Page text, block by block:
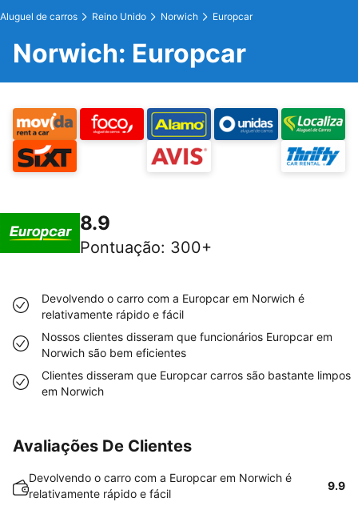
Aluguel de carros Reino Unido Norwich Europcar
Norwich: Europcar
8.9
Pontuação: 300+
Devolvendo o carro com a Europcar em Norwich é
relativamente rápido e fácil
Nossos clientes disseram que funcionários Europcar em
Norwich são bem eficientes
Clientes disseram que Europcar carros são bastante limpos
em Norwich
Avaliações De Clientes
Devolvendo o carro com a Europcar em Norwich é
relativamente rápido e fácil
9.9